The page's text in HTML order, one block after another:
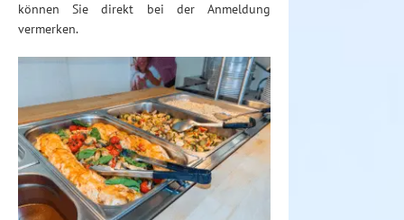
können Sie direkt bei der Anmeldung
vermerken.